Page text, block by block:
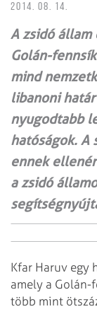
2014. 08. 14.
A zsidó
Golán-
mind
libanoni
nyugodtabb
hatóságok. A
ennek
a zsidó
Kfar Haruv egy
amely a
több mint